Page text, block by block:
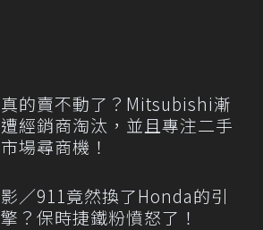
真的賣不動了？Mitsubishi漸
遭經銷商淘汰，並且專注二手
市場尋商機！
影／911竟然換了Honda的引
擎？保時捷鐵粉憤怒了！